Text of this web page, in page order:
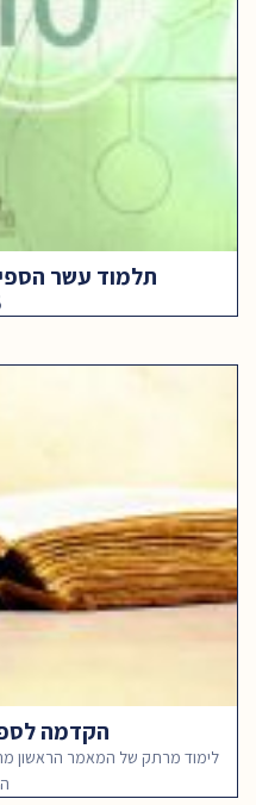
תלמוד עשר
הקדמה
לימוד מרתק של המאמר הראשון